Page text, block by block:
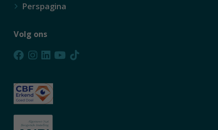
Perspagina
Volg ons